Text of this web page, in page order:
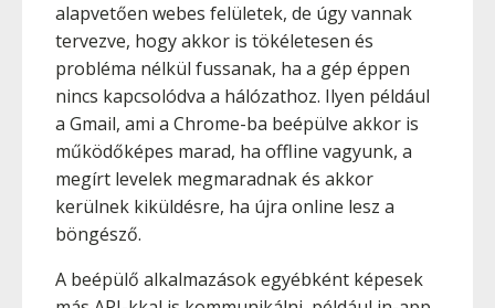
alapvetően webes felületek, de úgy vannak
tervezve, hogy akkor is tökéletesen és
probléma nélkül fussanak, ha a gép éppen
nincs kapcsolódva a hálózathoz. Ilyen például
a Gmail, ami a Chrome-ba beépülve akkor is
működőképes marad, ha offline vagyunk, a
megírt levelek megmaradnak és akkor
kerülnek kiküldésre, ha újra online lesz a
böngésző.
A beépülő alkalmazások egyébként képesek